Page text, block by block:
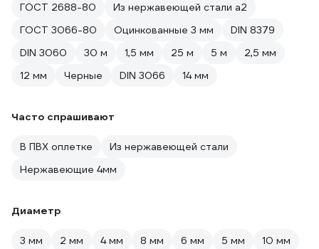
ГОСТ 2688-80
Из нержавеющей стали а2
ГОСТ 3066-80
Оцинкованные 3 мм
DIN 8379
DIN 3060
30 м 1,5 мм 25 м 5 м
2,5 мм
12 мм
Черные DIN 3066 14 мм
Часто спрашивают
В ПВХ оплетке
Из нержавеющей стали
Нержавеющие 4мм
Диаметр
3 мм 2 мм 4 мм 8 мм 6 мм 5 мм
10 мм